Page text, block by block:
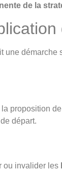
de la
une démarche
proposition
départ.
ou invalider les